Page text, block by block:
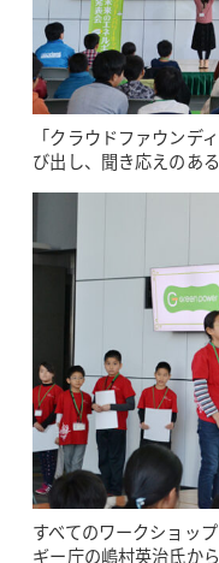
「クラウドファウンデ
び出し、聞き応えのあ
すべてのワークショッ
ギー庁の嶋村英治氏か